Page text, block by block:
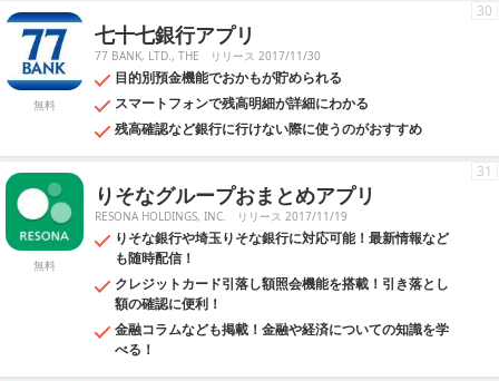
無料
七十七銀行アプリ
77 BANK, LTD., THE リリース 2017/11/30
目的別預金機能でおかもが貯められる
スマートフォンで残高明細が詳細にわかる
残高確認など銀行に行けない際に使うのがおすすめ
30
無料
りそなグループおまとめアプリ
RESONA HOLDINGS, INC. リリース 2017/11/19
りそな銀行や埼玉りそな銀行に対応可能！最新情報など
も随時配信！
クレジットカード引落し額照会機能を搭載！引き落とし
額の確認に便利！
金融コラムなども掲載！金融や経済についての知識を学
べる！
31